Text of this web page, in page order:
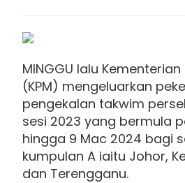
MINGGU lalu
(KPM) mengeluarkan
pengekalan takwim
sesi 2023 yang bermula
hingga 9 Mac 2024 bagi
kumpulan A iaitu Johor,
dan Terengganu.